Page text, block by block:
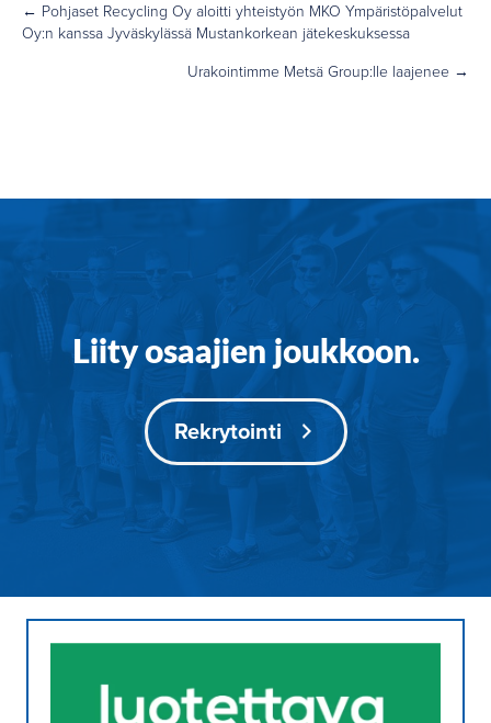
Posts
← Pohjaset Recycling Oy aloitti yhteistyön MKO Ympäristöpalvelut
Oy:n kanssa Jyväskylässä Mustankorkean jätekeskuksessa
Urakointimme Metsä Group:lle laajenee →
Liity osaajien joukkoon.
Rekrytointi